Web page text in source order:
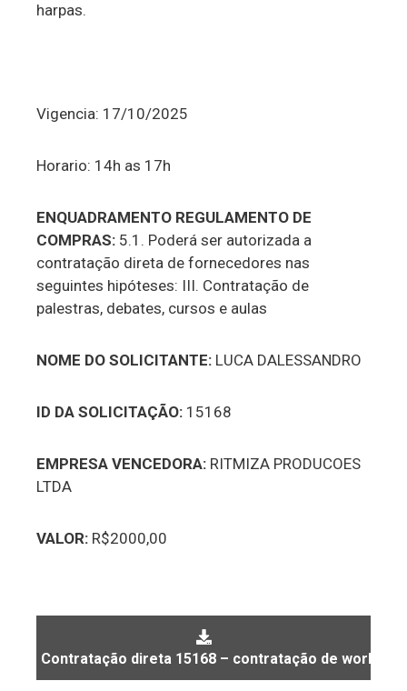
harpas.
Vigencia: 17/10/2025
Horario: 14h as 17h
ENQUADRAMENTO REGULAMENTO DE
COMPRAS: 5.1. Poderá ser autorizada a
contratação direta de fornecedores nas
seguintes hipóteses: III. Contratação de
palestras, debates, cursos e aulas
NOME DO SOLICITANTE: LUCA DALESSANDRO
ID DA SOLICITAÇÃO: 15168
EMPRESA VENCEDORA: RITMIZA PRODUCOES
LTDA
VALOR: R$2000,00
Contratação direta 15168 – contratação de